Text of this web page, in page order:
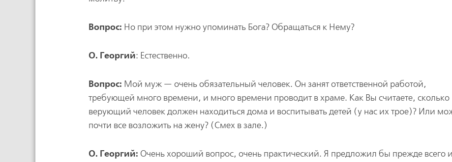
Вопрос: Но при этом нужно упоминать Бога? Обращаться к Нему?
О. Георгий: Естественно.
Вопрос: Мой муж — очень обязательный человек. Он занят ответственной работой,
требующей много времени, и много времени проводит в храме. Как Вы считаете, сколько
верующий человек должен находиться дома и воспитывать детей (у нас их трое)? Или
почти все возложить на жену? (Смех в зале.)
О. Георгий: Очень хороший вопрос, очень практический. Я предложил бы прежде всего и